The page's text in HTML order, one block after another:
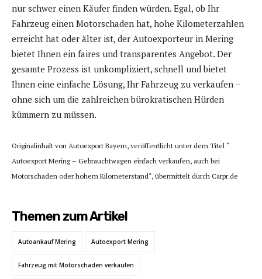
nur schwer einen Käufer finden würden. Egal, ob Ihr
Fahrzeug einen Motorschaden hat, hohe Kilometerzahlen
erreicht hat oder älter ist, der Autoexporteur in Mering
bietet Ihnen ein faires und transparentes Angebot. Der
gesamte Prozess ist unkompliziert, schnell und bietet
Ihnen eine einfache Lösung, Ihr Fahrzeug zu verkaufen –
ohne sich um die zahlreichen bürokratischen Hürden
kümmern zu müssen.
Originalinhalt von Autoexport Bayern, veröffentlicht unter dem Titel “
Autoexport Mering – Gebrauchtwagen einfach verkaufen, auch bei
Motorschaden oder hohem Kilometerstand“, übermittelt durch Carpr.de
Themen zum Artikel
Autoankauf Mering Autoexport Mering
Fahrzeug mit Motorschaden verkaufen